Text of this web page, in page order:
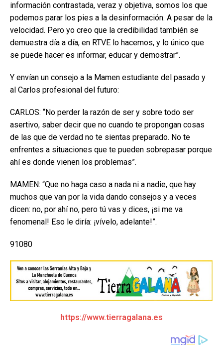
información contrastada, veraz y objetiva, somos los que
podemos parar los pies a la desinformación. A pesar de la
velocidad. Pero yo creo que la credibilidad también se
demuestra día a día, en RTVE lo hacemos, y lo único que
se puede hacer es informar, educar y demostrar”.
Y envían un consejo a la Mamen estudiante del pasado y
al Carlos profesional del futuro:
CARLOS: “No perder la razón de ser y sobre todo ser
asertivo, saber decir que no cuando te propongan cosas
de las que de verdad no te sientas preparado. No te
enfrentes a situaciones que te pueden sobrepasar porque
ahí es donde vienen los problemas”.
MAMEN: “Que no haga caso a nada ni a nadie, que hay
muchos que van por la vida dando consejos y a veces
dicen: no, por ahí no, pero tú vas y dices, ¡si me va
fenomenal! Eso le diría: ¡vívelo, adelante!”.
91080
https://www.tierragalana.es